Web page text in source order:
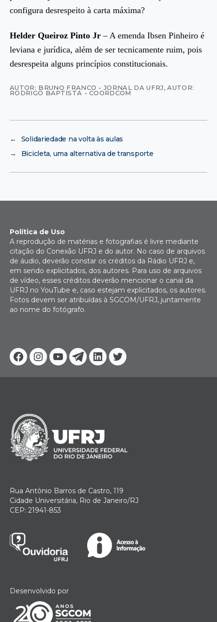
configura desrespeito à carta máxima?
Helder Queiroz Pinto Jr – A emenda Ibsen Pinheiro é
leviana e jurídica, além de ser tecnicamente ruim, pois
desrespeita alguns princípios constitucionais.
AUTOR: BRUNO FRANCO - JORNAL DA UFRJ,AUTOR:
RODRIGO BAPTISTA - COORDCOM
←
Solidariedade na volta às aulas
→
Bicicleta, uma alternativa de transporte
Facebook
Instagram
YoutubeTelegram
Linkedin
Twitter
Política de Uso
A reprodução de matérias e fotografias é livre mediante
citação do Conexão UFRJ e do autor. No caso de arquivos
de áudio, deverão constar os créditos da Rádio UFRJ e,
em sendo explicitados, dos autores. Para uso de arquivos
de vídeo, esses créditos deverão mencionar o canal da
UFRJ no YouTube e, caso estejam explicitados, os autores.
Fotos devem ser atribuídas à SGCOM/UFRJ, juntamente
ao nome do fotógrafo.
Rua Antônio Barros de Castro, 119
Cidade Universitária, Rio de Janeiro/RJ
CEP: 21941-853
Desenvolvido por